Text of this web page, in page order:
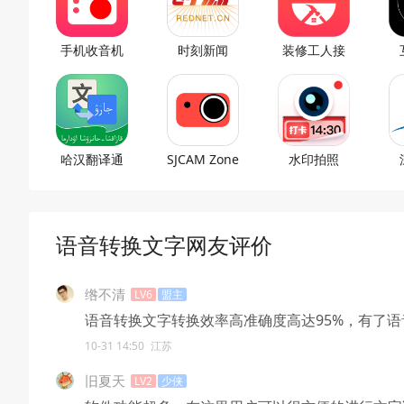
手机收音机 时刻新闻
装修工人接
哈汉翻译通 SJCAM Zone 水印拍照
语音转换文字网友评价
绺不清 LV6 盟主
语音转换文字转换效率高准确度高达95%，有了
10-31 14:50 江苏
旧夏天 LV2 少侠